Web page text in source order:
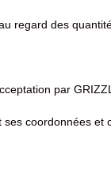
regard des
par
coordonnées et